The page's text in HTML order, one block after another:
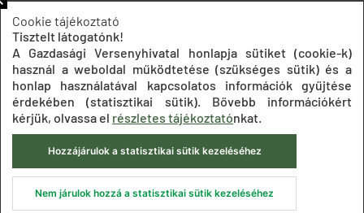
Oldaltérkép
Impresszum Adatkezelési tájékoztatók
Akadálymentesítési nyilatkozat
Közadatkereső
Süti beállítások ÁSZF
© 2020 Gazdasági Versenyhivatal
Cookie tájékoztató
Tisztelt látogatónk!
A Gazdasági Versenyhivatal honlapja sütiket (cookie-k)
használ a weboldal működtetése (szükséges sütik) és a
honlap használatával kapcsolatos információk gyűjtése
érdekében (statisztikai sütik). Bővebb információkért
kérjük, olvassa el részletes tájékoztatónkat.
Hozzájárulok a statisztikai sütik kezeléséhez
Nem járulok hozzá a statisztikai sütik kezeléséhez